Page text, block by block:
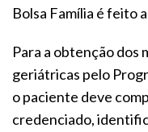
Bolsa Família é feito
Para a obtenção dos
geriátricas pelo
o paciente deve
credenciado,